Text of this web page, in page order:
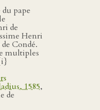
pape
de
Henri
Condé.
multiples
1585,
de